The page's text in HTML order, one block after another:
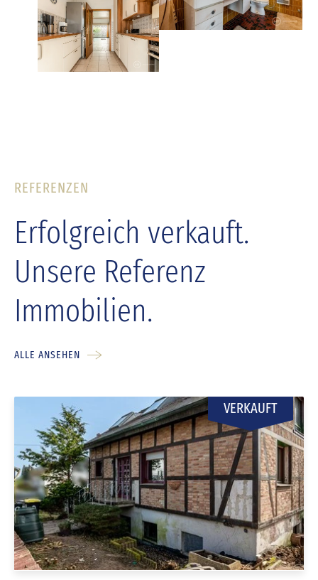
REFERENZEN
Erfolgreich verkauft.
Unsere Referenz
Immobilien.
ALLE ANSEHEN
VERKAUFT